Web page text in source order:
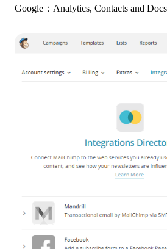
Google：Analytics, Contacts and Docs